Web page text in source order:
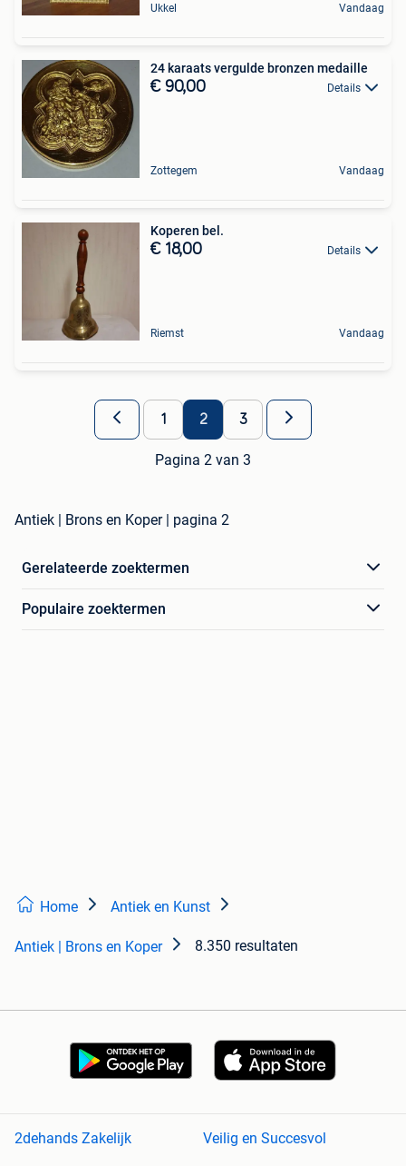
Ukkel Vandaag
24 karaats vergulde bronzen medaille
€ 90,00 Details
Zottegem Vandaag
Koperen bel.
€ 18,00 Details
Riemst Vandaag
1 2 3
Pagina 2 van 3
Antiek | Brons en Koper | pagina 2
Gerelateerde zoektermen
Populaire zoektermen
Home Antiek en Kunst
Antiek | Brons en Koper 8.350 resultaten
2dehands Zakelijk
Veilig en Succesvol